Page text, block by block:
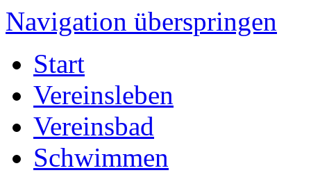
Navigation überspringen
Start
Vereinsleben
Vereinsbad
Schwimmen